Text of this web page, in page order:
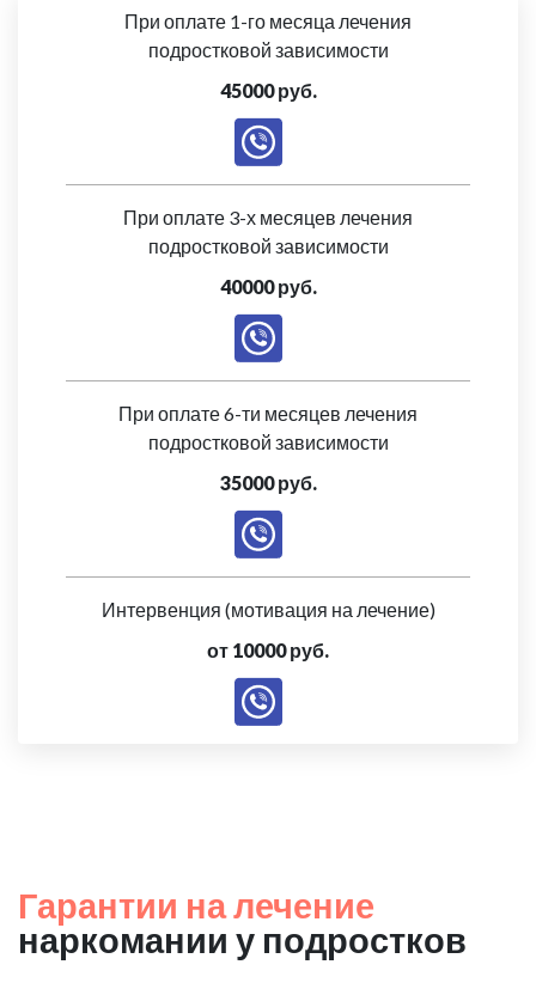
При оплате 1-го месяца лечения
подростковой зависимости
45000 руб.
При оплате 3-х месяцев лечения
подростковой зависимости
40000 руб.
При оплате 6-ти месяцев лечения
подростковой зависимости
35000 руб.
Интервенция (мотивация на лечение)
от 10000 руб.
Гарантии на лечение
наркомании у подростков